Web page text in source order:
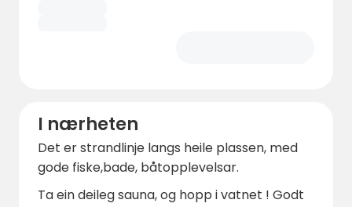
I nærheten
Det er strandlinje langs heile plassen, med
gode fiske,bade, båtopplevelsar.
Ta ein deileg sauna, og hopp i vatnet ! Godt